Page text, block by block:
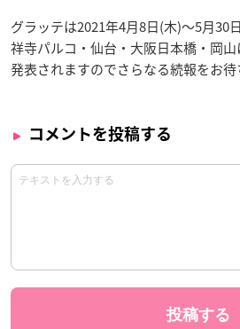
グラッテは2021年4月8日(木)～5月30
祥寺パルコ・仙台・大阪日本橋・岡
発表されますのでさらなる続報をお待
コメントを投稿する